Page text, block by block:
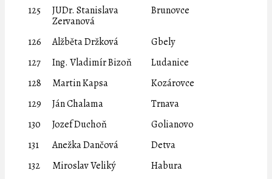
125
JUDr. Stanislava
Zervanová
Brunovce
126 Alžběta Držková
Gbely
127
Ing. Vladimír Bizoň
Ludanice
128
Martin Kapsa
Kozárovce
129
Ján Chalama
Trnava
130
Jozef Duchoň
Golianovo
131
Anežka Dančová
Detva
132
Miroslav Veliký
Habura